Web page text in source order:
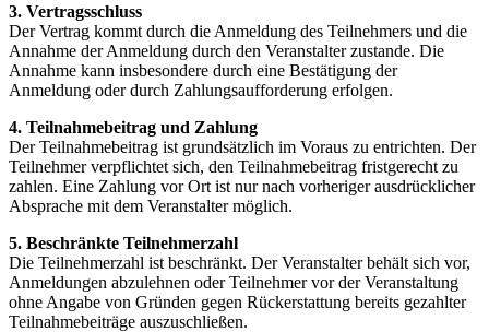
3. Vertragsschluss
Der Vertrag kommt durch die Anmeldung des Teilnehmers und die
Annahme der Anmeldung durch den Veranstalter zustande. Die
Annahme kann insbesondere durch eine Bestätigung der
Anmeldung oder durch Zahlungsaufforderung erfolgen.
4. Teilnahmebeitrag und Zahlung
Der Teilnahmebeitrag ist grundsätzlich im Voraus zu entrichten. Der
Teilnehmer verpflichtet sich, den Teilnahmebeitrag fristgerecht zu
zahlen. Eine Zahlung vor Ort ist nur nach vorheriger ausdrücklicher
Absprache mit dem Veranstalter möglich.
5. Beschränkte Teilnehmerzahl
Die Teilnehmerzahl ist beschränkt. Der Veranstalter behält sich vor,
Anmeldungen abzulehnen oder Teilnehmer vor der Veranstaltung
ohne Angabe von Gründen gegen Rückerstattung bereits gezahlter
Teilnahmebeiträge auszuschließen.